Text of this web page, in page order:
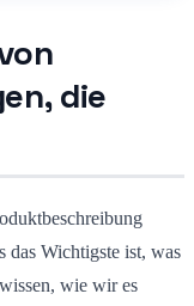
die
das Wichtigste ist, was
wie wir es